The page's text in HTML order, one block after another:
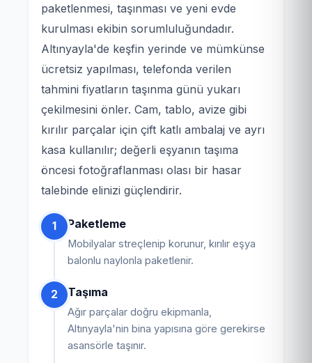
paketlenmesi, taşınması ve yeni evde
kurulması ekibin sorumluluğundadır.
Altınyayla'de keşfin yerinde ve mümkünse
ücretsiz yapılması, telefonda verilen
tahmini fiyatların taşınma günü yukarı
çekilmesini önler. Cam, tablo, avize gibi
kırılır parçalar için çift katlı ambalaj ve ayrı
kasa kullanılır; değerli eşyanın taşıma
öncesi fotoğraflanması olası bir hasar
talebinde elinizi güçlendirir.
1 Paketleme
Mobilyalar streçlenip korunur, kırılır eşya
balonlu naylonla paketlenir.
2 Taşıma
Ağır parçalar doğru ekipmanla,
Altınyayla'nin bina yapısına göre gerekirse
asansörle taşınır.